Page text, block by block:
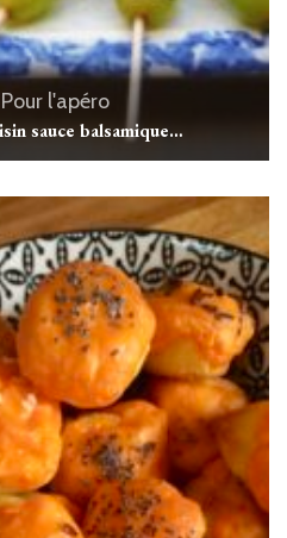
Pour l'apéro
sauce balsamique…